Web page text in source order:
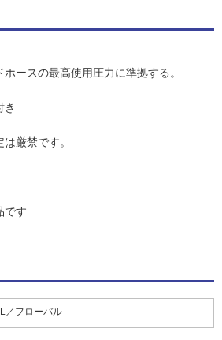
ースの最高使用圧力に準拠する。
き
厳禁です。
です
／フローバル